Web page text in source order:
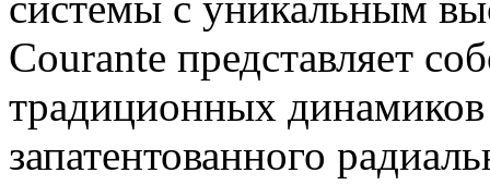
Courante представляет
традиционных
запатентованного